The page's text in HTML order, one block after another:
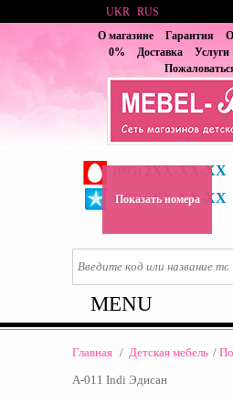
О магазине Гарантия
0%
Доставка Услуги
2XX-XX-XX
(067) 6XX-XX-XX
Показать номера
UKR RUS
MENU
Главная / Детская мебель /
A-011 Indi Эдисан